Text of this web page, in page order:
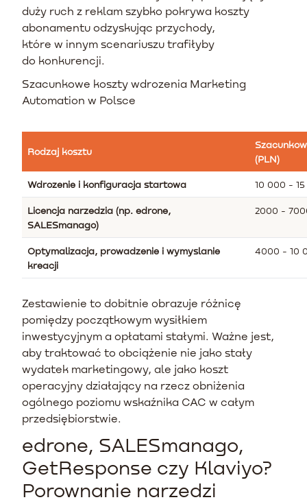
duży ruch z reklam szybko pokrywa koszty
abonamentu odzyskując przychody,
które w innym scenariuszu trafiłyby
do konkurencji.
Szacunkowe koszty wdrozenia Marketing
Automation w Polsce
Rodzaj kosztu
(PLN)
Wdrozenie i konfiguracja startowa 10 000 -
Licencja narzedzia (np. edrone,
SALESmanago)
2000 -
Optymalizacja, prowadzenie i wymyslanie
kreacji
4000 - 10
Zestawienie to dobitnie obrazuje różnicę
pomiędzy początkowym wysiłkiem
inwestycyjnym a opłatami stałymi. Ważne jest,
aby traktować to obciążenie nie jako stały
wydatek marketingowy, ale jako koszt
operacyjny działający na rzecz obniżenia
ogólnego poziomu wskaźnika CAC w całym
przedsiębiorstwie.
edrone, SALESmanago,
GetResponse czy Klaviyo?
Porownanie narzedzi